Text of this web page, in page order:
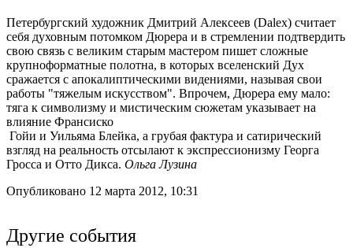
Петербургский художник Дмитрий Алексеев (Dalex) считает
себя духовным потомком Дюрера и в стремлении подтвердить
свою связь с великим старым мастером пишет сложные
крупноформатные полотна, в которых вселенский Дух
сражается с апокалиптическими видениями, называя свои
работы "тяжелым искусством". Впрочем, Дюрера ему мало:
тяга к символизму и мистическим сюжетам указывает на
влияние Франсиско
Гойи и Уильяма Блейка, а грубая фактура и сатирический
взгляд на реальность отсылают к экспрессионизму Георга
Гросса и Отто Дикса. Ольга Лузина
Опубликовано 12 марта 2012, 10:31
Другие события